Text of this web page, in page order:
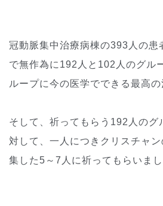
冠動脈集中治療病棟の393人の患
で無作為に192人と102人のグル
ループに今の医学でできる最高の
そして、祈ってもらう192人のグ
対して、一人につきクリスチャ
集した5～7人に祈ってもらいまし